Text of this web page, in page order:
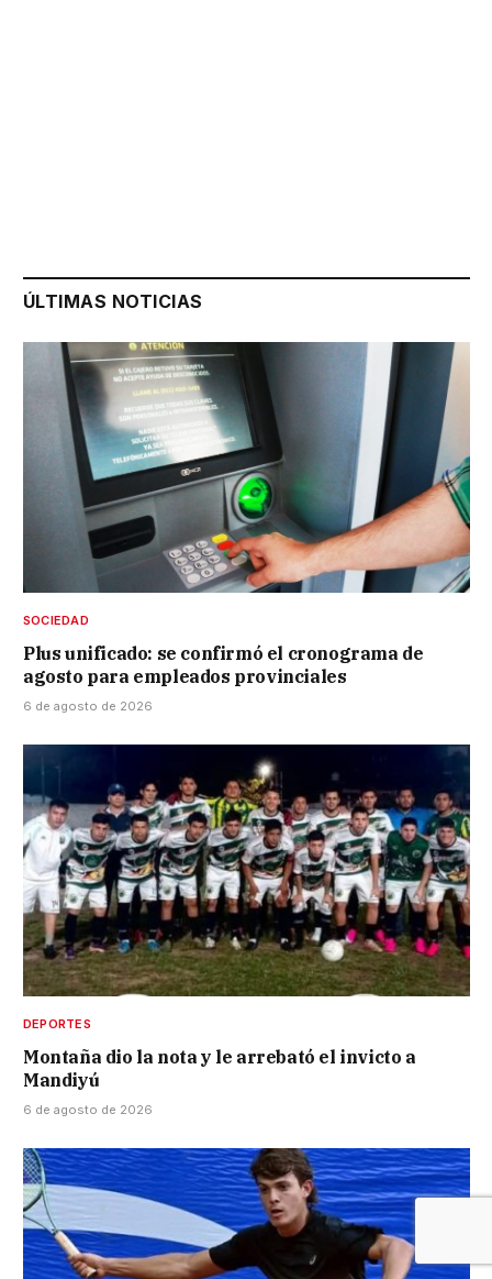
ÚLTIMAS NOTICIAS
SOCIEDAD
Plus unificado: se confirmó el cronograma de
agosto para empleados provinciales
6 de agosto de 2026
DEPORTES
Montaña dio la nota y le arrebató el invicto a
Mandiyú
6 de agosto de 2026